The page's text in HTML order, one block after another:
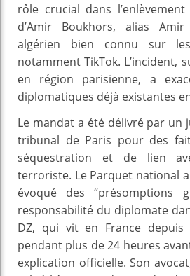
rôle crucial dans
d’Amir Boukhors, alias
algérien bien connu sur
notamment TikTok. L’incident,
en région parisienne, a
diplomatiques déjà existantes
Le mandat a été délivré par un
tribunal de Paris pour des
séquestration et de lien
terroriste. Le Parquet national
évoqué des “présomptions
responsabilité du diplomate
DZ, qui vit en France depuis
pendant plus de 24 heures
explication officielle. Son